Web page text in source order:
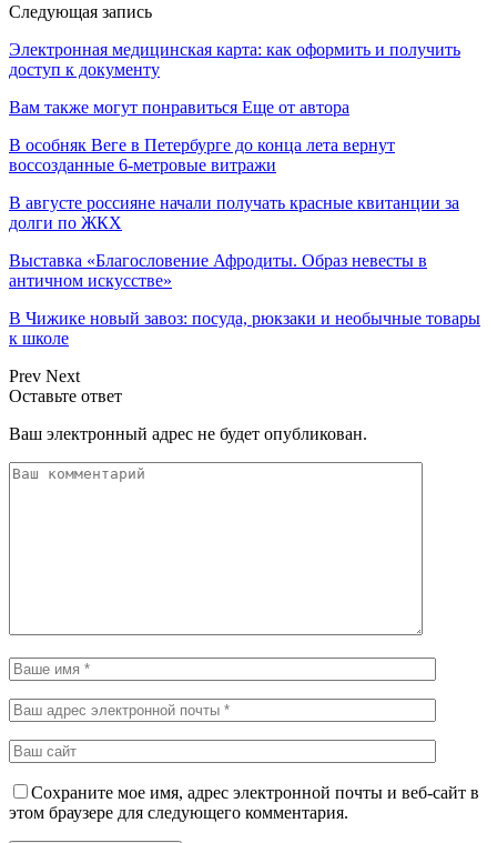
Следующая запись
Электронная медицинская карта: как оформить и получить
доступ к документу
Вам также могут понравиться Еще от автора
В особняк Веге в Петербурге до конца лета вернут
воссозданные 6-метровые витражи
В августе россияне начали получать красные квитанции за
долги по ЖКХ
Выставка «Благословение Афродиты. Образ невесты в
античном искусстве»
В Чижике новый завоз: посуда, рюкзаки и необычные товары
к школе
Prev Next
Оставьте ответ
Ваш электронный адрес не будет опубликован.
Сохраните мое имя, адрес электронной почты и веб-сайт в
этом браузере для следующего комментария.